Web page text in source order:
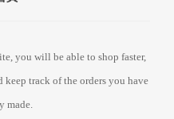
you will be able to shop faster,
keep track of the orders you have
made.